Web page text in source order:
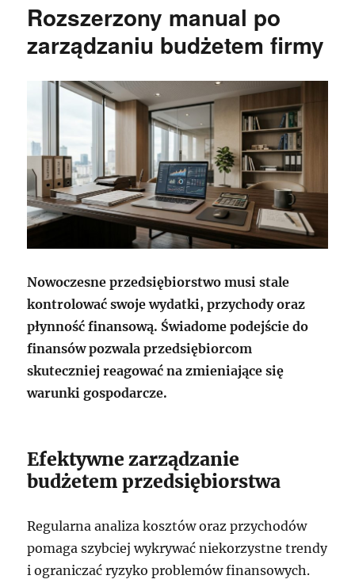
Rozszerzony manual po
zarządzaniu budżetem firmy
Nowoczesne przedsiębiorstwo musi stale
kontrolować swoje wydatki, przychody oraz
płynność finansową. Świadome podejście do
finansów pozwala przedsiębiorcom
skuteczniej reagować na zmieniające się
warunki gospodarcze.
Efektywne zarządzanie
budżetem przedsiębiorstwa
Regularna analiza kosztów oraz przychodów
pomaga szybciej wykrywać niekorzystne trendy
i ograniczać ryzyko problemów finansowych.